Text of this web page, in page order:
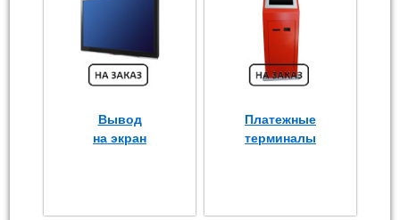
Вывод
на экран
Платежные
терминалы